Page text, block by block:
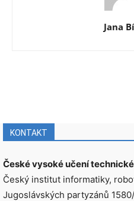
Jana
KONTAKT
České vysoké učení
Český institut informatiky,
Jugoslávských partyzánů